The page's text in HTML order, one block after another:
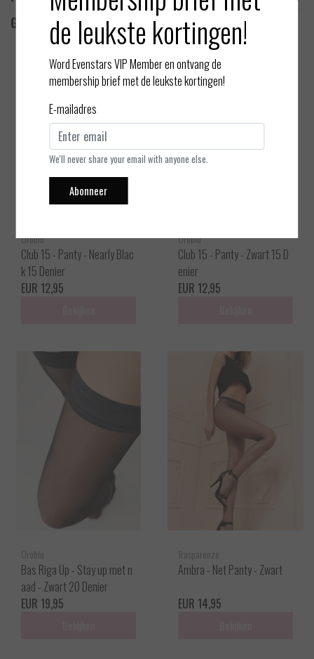
Gerelateerde producten
Oroblu
Club 15 - Panty - Nearly Blac
k 15 Denier
EUR 12,95
Oroblu
Club 15 - Panty - Zwart 15 D
enier
EUR 12,95
Oroblu
Bas Riga Up - Stay up met n
aad - Zwart 20 Denier
EUR 19,95
Trasparenze
Ambra - Net Panty - Zwart
EUR 14,95
de leukste kortingen!
Word Evenstars VIP Member en ontvang de
membership brief met de leukste kortingen!
E-mailadres
We'll never share your email with anyone else.
Abonneer